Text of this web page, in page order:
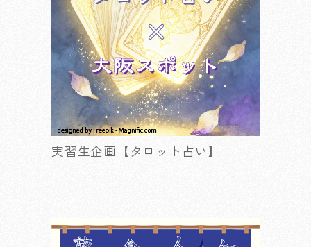
実習生企画【タロット占い】